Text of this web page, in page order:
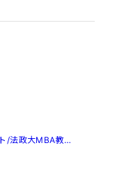
/法政大MBA教